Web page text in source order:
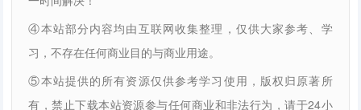
④本站部分内容均由互联网收集整理，仅供大家参考、学
习，不存在任何商业目的与商业用途。
⑤本站提供的所有资源仅供参考学习使用，版权归原著所
有，禁止下载本站资源参与任何商业和非法行为，请于24小